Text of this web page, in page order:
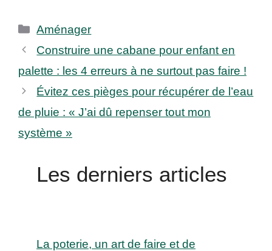
Catégories
Aménager
Construire une cabane pour enfant en
palette : les 4 erreurs à ne surtout pas faire !
Évitez ces pièges pour récupérer de l’eau
de pluie : « J’ai dû repenser tout mon
système »
Les derniers articles
La poterie, un art de faire et de